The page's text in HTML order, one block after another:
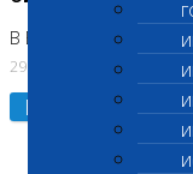
В Бутово 29.07.26
29.07.2026
Подробнее